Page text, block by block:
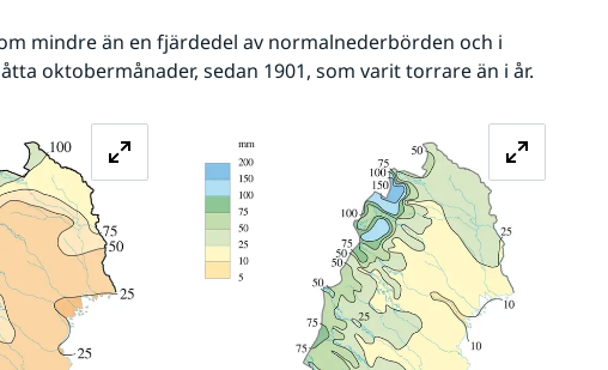
mindre än en fjärdedel av normalnederbörden och i
oktobermånader, sedan 1901, som varit torrare än i år.